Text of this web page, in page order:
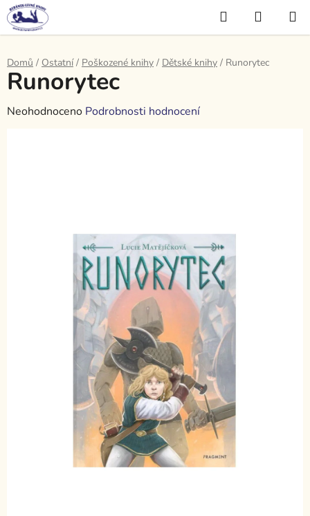
Přejít
na
obsah
Hledat
KOŠÍK
Domů / Ostatní / Poškozené knihy / Dětské knihy / Runorytec
Runorytec
Průměrné
Neohodnoceno Podrobnosti hodnocení